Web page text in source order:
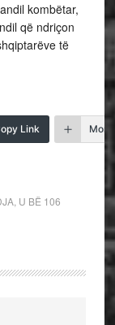
kombëtar,
që ndriçon
të
Link More
, U BË 106